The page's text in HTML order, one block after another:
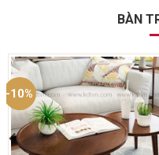
BÀN
-10%